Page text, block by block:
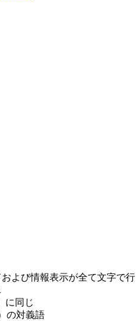
よび情報表示が全て文字で行
に同じ
の対義語